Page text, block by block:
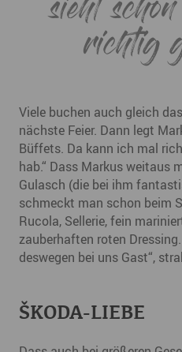
sieht
richtig
Viele buchen auch gleich
nächste Feier. Dann legt
Büffets. Da kann ich mal
hab.“ Dass Markus weitaus
Gulasch (die bei ihm
schmeckt man schon beim
Rucola, Sellerie, fein
zauberhaften roten
deswegen bei uns Gast“,
ŠKODA-LIEBE